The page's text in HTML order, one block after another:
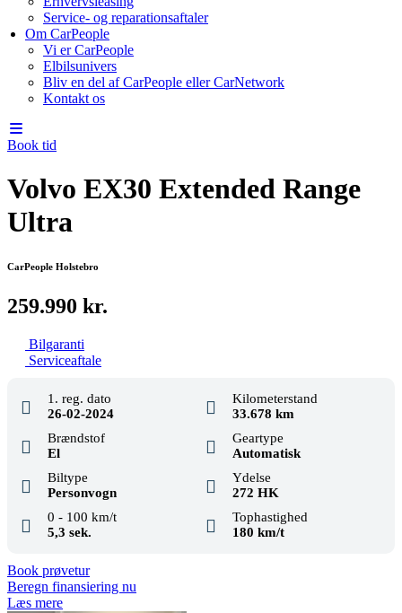
Service- og reparationsaftaler
Om CarPeople
Vi er CarPeople
Elbilsunivers
Bliv en del af CarPeople eller CarNetwork
Kontakt os
Book tid
Volvo EX30 Extended Range
Ultra
CarPeople Holstebro
259.990 kr.
Bilgaranti
Serviceaftale
1. reg. dato
26-02-2024
Kilometerstand
33.678 km
Brændstof
El
Geartype
Automatisk
Biltype
Personvogn
Ydelse
272 HK
0 - 100 km/t
5,3 sek.
Tophastighed
180 km/t
Book prøvetur
Beregn finansiering nu
Læs mere